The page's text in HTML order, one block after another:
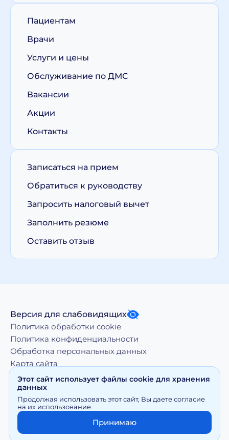
Пациентам
Врачи
Услуги и цены
Обслуживание по ДМС
Вакансии
Акции
Контакты
Записаться на прием
Обратиться к руководству
Запросить налоговый вычет
Заполнить резюме
Оставить отзыв
Версия для слабовидящих
Политика обработки cookie
Политика конфиденциальности
Обработка персональных данных
Карта сайта
использование материалов, размещенных на moy-
doktor.org возможно только с письменного разрешения
Правообладателя
Сайт носит исключительно информационный характер и
Этот сайт использует файлы cookie для хранения
данных
Продолжая использовать этот сайт, Вы даете согласие
на их использование
Принимаю